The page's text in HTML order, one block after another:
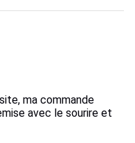
ma commande
avec le sourire et